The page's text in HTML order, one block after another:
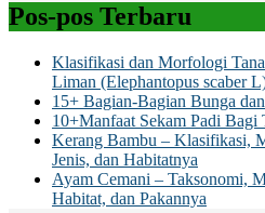
Pos-pos Terbaru
Klasifikasi dan Morfologi
Liman (Elephantopus scaber
15+ Bagian-Bagian Bunga
10+Manfaat Sekam Padi Bagi
Kerang Bambu – Klasifikasi,
Jenis, dan Habitatnya
Ayam Cemani – Taksonomi,
Habitat, dan Pakannya